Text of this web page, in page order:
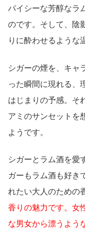
パイシーな芳醇なラ
のです。そして、陰
りに酔わせるような
シガーの煙を、キャ
った瞬間に現れる、
はじまりの予感。そ
アミのサンセットを
ようです。
シガーとラム酒を愛
ガーもラム酒も好き
れたい大人のための
香りの魅力です。女
な男女から漂うよう